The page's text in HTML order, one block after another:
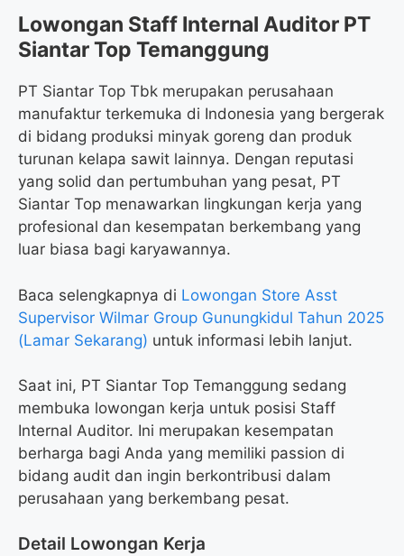
Lowongan Staff Internal Auditor PT
Siantar Top Temanggung
PT Siantar Top Tbk merupakan perusahaan
manufaktur terkemuka di Indonesia yang bergerak
di bidang produksi minyak goreng dan produk
turunan kelapa sawit lainnya. Dengan reputasi
yang solid dan pertumbuhan yang pesat, PT
Siantar Top menawarkan lingkungan kerja yang
profesional dan kesempatan berkembang yang
luar biasa bagi karyawannya.
Baca selengkapnya di Lowongan Store Asst
Supervisor Wilmar Group Gunungkidul Tahun 2025
(Lamar Sekarang) untuk informasi lebih lanjut.
Saat ini, PT Siantar Top Temanggung sedang
membuka lowongan kerja untuk posisi Staff
Internal Auditor. Ini merupakan kesempatan
berharga bagi Anda yang memiliki passion di
bidang audit dan ingin berkontribusi dalam
perusahaan yang berkembang pesat.
Detail Lowongan Kerja